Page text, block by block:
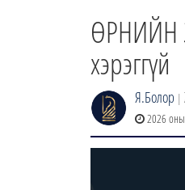
ӨРНИЙН
хэрэггүй
Я.Болор |
2026